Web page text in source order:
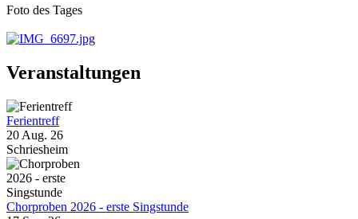
Foto des Tages
Veranstaltungen
Ferientreff
20 Aug. 26
Schriesheim
Chorproben 2026 - erste Singstunde